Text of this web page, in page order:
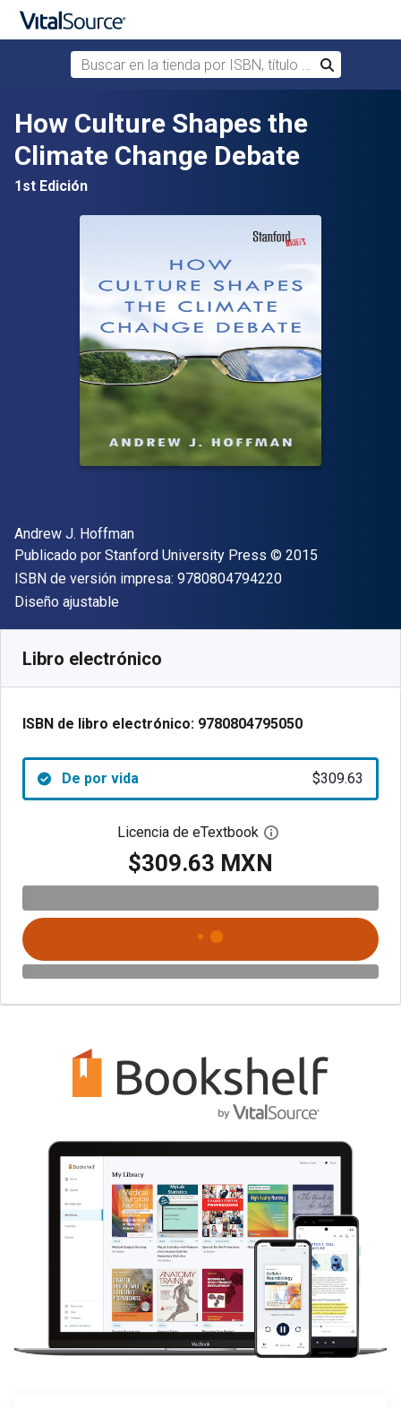
Saltar al contenido principal
Buscar en la tienda por ISBN, título o autor
Buscar
How Culture Shapes the
Climate Change Debate
1st Edición
Autor(es)
Andrew J. Hoffman
Editor
Publicado por Stanford University Press Copyright
© 2015
ISBN de versión impresa: 9780804794220"ISBN-13
Formato
Diseño ajustable
Libro electrónico
ISBN de libro electrónico: 9780804795050
De por vida $309.63
Licencia de eTextbook Abre el cuadro de
$309.63 MXN